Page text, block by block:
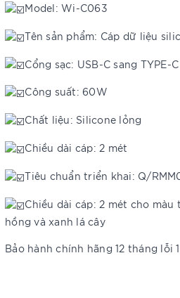
Model: Wi-C063
Tên sản phẩm: Cáp dữ liệu
Cổng sạc: USB-C sang TYPE-C
Công suất: 60W
Chất liệu: Silicone lỏng
Chiều dài cáp: 2 mét
Tiêu chuẩn triển khai: Q/
Chiều dài cáp: 2 mét cho màu
hồng và xanh lá cây
Bảo hành chính hãng 12 tháng lỗi